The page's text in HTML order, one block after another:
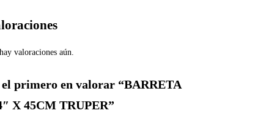
valoraciones aún.
el primero en valorar “BARRETA
X 45CM TRUPER”